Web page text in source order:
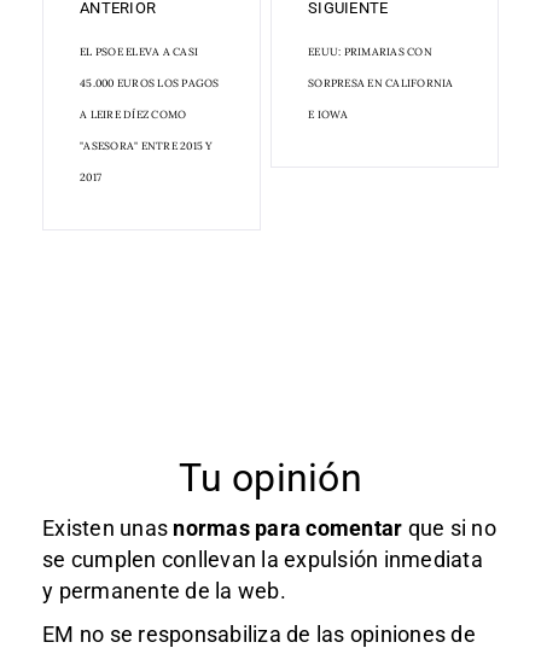
ANTERIOR
EL PSOE ELEVA A CASI
45.000 EUROS LOS PAGOS
A LEIRE DÍEZ COMO
"ASESORA" ENTRE 2015 Y
2017
SIGUIENTE
EEUU: PRIMARIAS CON
SORPRESA EN CALIFORNIA
E IOWA
Tu opinión
Existen unas normas para comentar que si no
se cumplen conllevan la expulsión inmediata
y permanente de la web.
EM no se responsabiliza de las opiniones de